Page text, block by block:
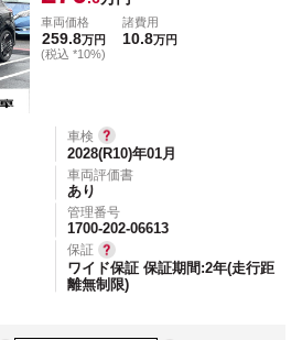
車両価格
259.8万円
(税込 *10%)
諸費用
10.8万円
車検
2028(R10)年01月
車両評価書
あり
管理番号
1700-202-06613
保証
ワイド保証 保証期間:2年(走行距
離無制限)